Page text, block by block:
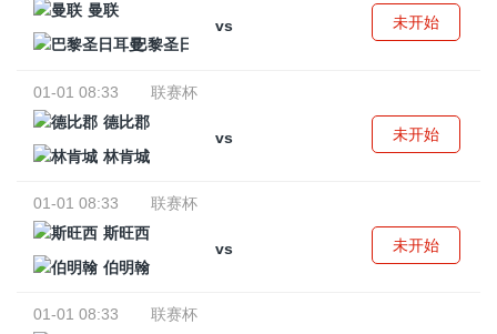
曼联
vs
巴黎圣日耳曼
未开始
01-01 08:33
联赛杯
德比郡
vs
林肯城
未开始
01-01 08:33
联赛杯
斯旺西
vs
伯明翰
未开始
01-01 08:33
联赛杯